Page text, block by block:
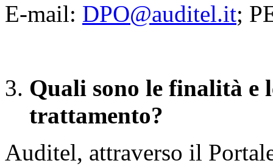
E-mail: DPO@auditel.it;
Quali sono le finalità e
trattamento?
Auditel, attraverso il